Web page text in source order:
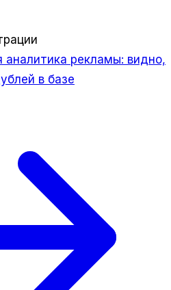
аналитика рекламы: видно,
в базе